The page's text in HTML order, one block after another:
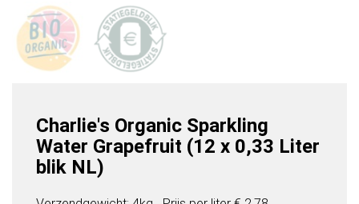
Charlie's Organic Sparkling
Water Grapefruit (12 x 0,33 Liter
blik NL)